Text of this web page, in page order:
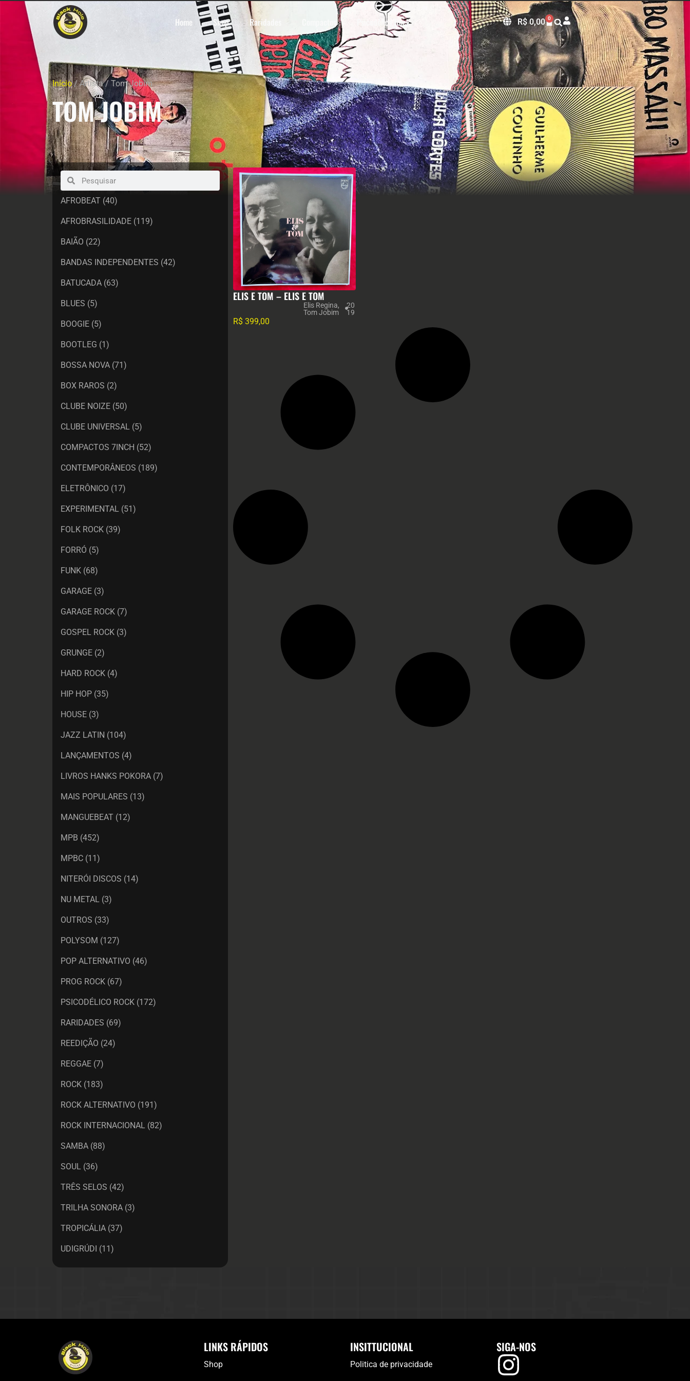
Home Shop Raridades Compactos Psicodélico Rock R$0,00 0
Início/ Artista / Tom Jobim
TOM JOBIM
AFROBEAT (40)
AFROBRASILIDADE (119)
BAIÃO (22)
BANDAS INDEPENDENTES (42)
BATUCADA (63)
BLUES (5)
BOOGIE (5)
BOOTLEG (1)
BOSSA NOVA (71)
BOX RAROS (2)
CLUBE NOIZE (50)
CLUBE UNIVERSAL (5)
COMPACTOS 7INCH (52)
CONTEMPORÂNEOS (189)
ELETRÔNICO (17)
EXPERIMENTAL (51)
FOLK ROCK (39)
FORRÓ (5)
FUNK (68)
GARAGE (3)
GARAGE ROCK (7)
GOSPEL ROCK (3)
GRUNGE (2)
HARD ROCK (4)
HIP HOP (35)
HOUSE (3)
JAZZ LATIN (104)
LANÇAMENTOS (4)
LIVROS HANKS POKORA (7)
MAIS POPULARES (13)
MANGUEBEAT (12)
MPB (452)
MPBC (11)
NITERÓI DISCOS (14)
NU METAL (3)
OUTROS (33)
POLYSOM (127)
POP ALTERNATIVO (46)
PROG ROCK (67)
PSICODÉLICO ROCK (172)
RARIDADES (69)
REEDIÇÃO (24)
REGGAE (7)
ROCK (183)
ROCK ALTERNATIVO (191)
ROCK INTERNACIONAL (82)
SAMBA (88)
SOUL (36)
TRÊS SELOS (42)
TRILHA SONORA (3)
TROPICÁLIA (37)
UDIGRÚDI (11)
ELIS E TOM – ELIS E TOM
Elis Regina,
Tom Jobim
20
19
R$ 399,00
LINKS RÁPIDOS
Shop
INSITTUCIONAL
Politica de privacidade
SIGA-NOS